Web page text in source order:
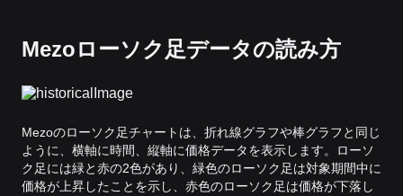
Mezoローソク足データの読み方
Mezoのローソク足チャートは、折れ線グラフや棒グラフと同じ
ように、横軸に時間、縦軸に価格データを表示します。ローソ
ク足には緑と赤の2色があり、緑色のローソク足は対象期間中に
価格が上昇したことを示し、赤色のローソク足は価格が下落し